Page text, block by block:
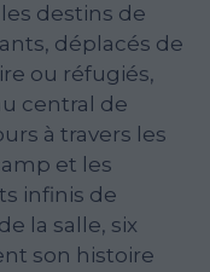
destins de
déplacés de
ou réfugiés,
central de
à travers les
et les
infinis de
la salle, six
son histoire